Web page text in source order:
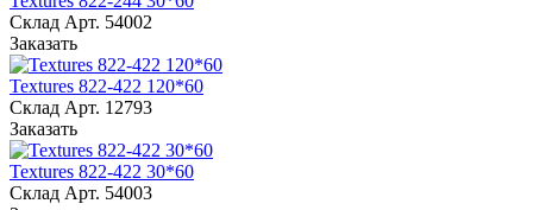
Склад Арт. 54002
Заказать
Textures 822-422 120*60
Склад Арт. 12793
Заказать
Textures 822-422 30*60
Склад Арт. 54003